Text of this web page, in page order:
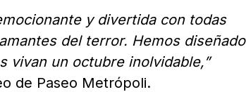
y divertida con todas
del terror. Hemos diseñado
vivan un octubre inolvidable,”
de Paseo Metrópoli.